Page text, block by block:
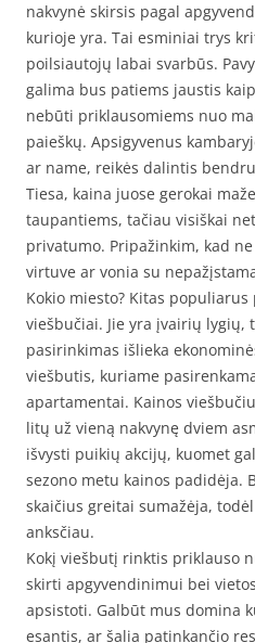
nakvynė skirsis pagal
kurioje yra. Tai esminiai trys
poilsiautojų labai svarbūs.
galima bus patiems jaustis
nebūti priklausomiems nuo
paieškų. Apsigyvenus
ar name, reikės dalintis
Tiesa, kaina juose gerokai
taupantiems, tačiau visiškai
privatumo. Pripažinkim, kad
virtuve ar vonia su
Kokio miesto? Kitas populiarus
viešbučiai. Jie yra įvairių lygių,
pasirinkimas išlieka
viešbutis, kuriame
apartamentai. Kainos
litų už vieną nakvynę dviem
išvysti puikių akcijų, kuomet
sezono metu kainos padidėja.
skaičius greitai sumažėja,
anksčiau.
Kokį viešbutį rinktis priklauso
skirti apgyvendinimui bei
apsistoti. Galbūt mus domina
esantis, ar šalia patinkančio